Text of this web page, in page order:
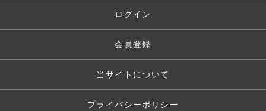
ログイン
会員登録
当サイトについて
プライバシーポリシー